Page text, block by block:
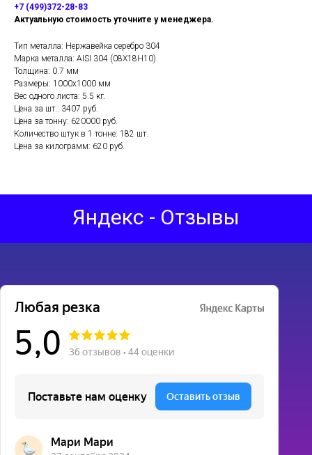
+7 (499)372-28-83
Актуальную стоимость уточните у менеджера.
Тип металла: Нержавейка серебро 304
Марка металла: AISI 304 (08Х18Н10)
Толщина: 0.7 мм
Размеры: 1000х1000 мм
Вес одного листа: 5.5 кг.
Цена за шт.: 3407 руб.
Цена за тонну: 620000 руб.
Количество штук в 1 тонне: 182 шт.
Цена за килограмм: 620 руб.
Яндекс - Отзывы